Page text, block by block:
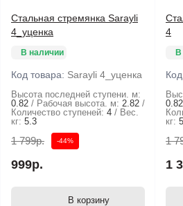
Стальная стремянка Sarayli
4_уценка
В наличии
Код товара: Sarayli 4_уценка
Высота последней ступени. м:
0.82
Рабочая высота. м: 2.82
Количество ступеней: 4
Вес.
кг: 5.3
1 799р. -44%
999р.
В корзину
4
0.82
кг:
1
1